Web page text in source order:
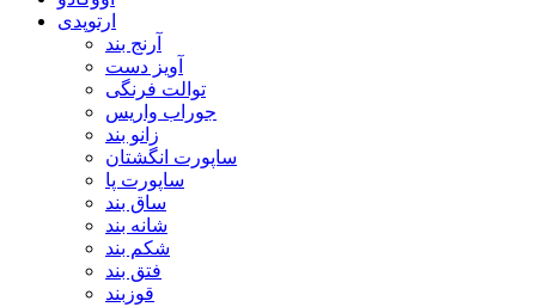
ارتوپدی
آرنج بند
آویز دست
توالت فرنگی
جوراب واریس
زانو بند
ساپورت انگشتان
ساپورت پا
ساق بند
شانه بند
شکم بند
فتق بند
قوزبند